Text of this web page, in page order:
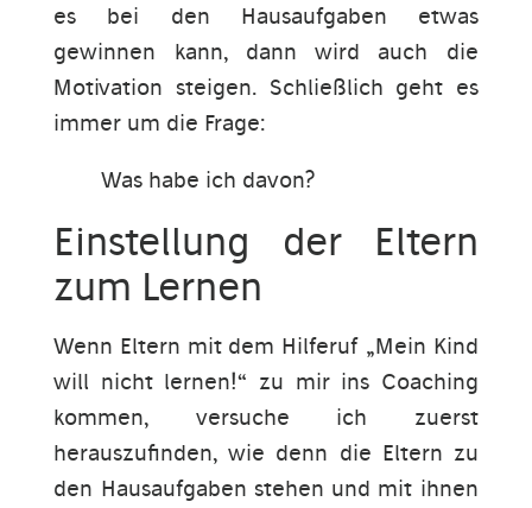
es bei den Hausaufgaben etwas
gewinnen kann, dann wird auch die
Motivation steigen. Schließlich geht es
immer um die Frage:
Was habe ich davon?
Einstellung der Eltern
zum Lernen
Wenn Eltern mit dem Hilferuf „Mein Kind
will nicht lernen!“ zu mir ins Coaching
kommen, versuche ich zuerst
herauszufinden, wie denn die Eltern zu
den Hausaufgaben stehen und mit ihnen